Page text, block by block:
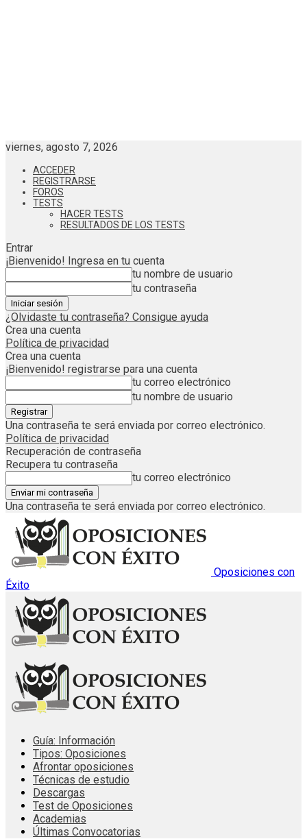
viernes, agosto 7, 2026
ACCEDER
REGISTRARSE
FOROS
TESTS
HACER TESTS
RESULTADOS DE LOS TESTS
Entrar
¡Bienvenido! Ingresa en tu cuenta
tu nombre de usuario
tu contraseña
¿Olvidaste tu contraseña? Consigue ayuda
Crea una cuenta
Política de privacidad
Crea una cuenta
¡Bienvenido! registrarse para una cuenta
tu correo electrónico
tu nombre de usuario
Una contraseña te será enviada por correo electrónico.
Política de privacidad
Recuperación de contraseña
Recupera tu contraseña
tu correo electrónico
Una contraseña te será enviada por correo electrónico.
Oposiciones con
Éxito
Guía: Información
Tipos: Oposiciones
Afrontar oposiciones
Técnicas de estudio
Descargas
Test de Oposiciones
Academias
Últimas Convocatorias